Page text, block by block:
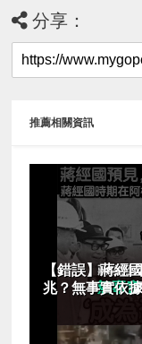
分享：
推薦相關資訊
【錯誤】蔣經
兆？無事實依